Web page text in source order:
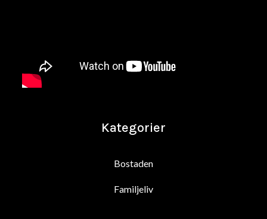
Kategorier
Bostaden
Familjeliv